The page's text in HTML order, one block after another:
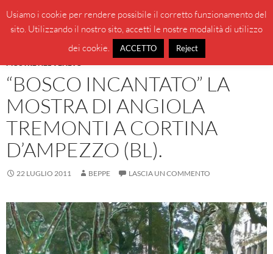
contenuto
BeppeBlog
MENU
MOSTRE NEL VENETO
“BOSCO INCANTATO” LA
MOSTRA DI ANGIOLA
TREMONTI A CORTINA
D’AMPEZZO (BL).
22 LUGLIO 2011 BEPPE LASCIA UN COMMENTO
Usiamo i cookie per rendere possibile il corretto funzionamento del
sito. Utilizzando il nostro sito, accetti le nostre modalità di utilizzo
dei cookie.
ACCETTO Reject